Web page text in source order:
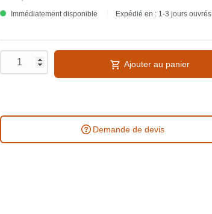
Immédiatement disponible Expédié en : 1-3 jours ouvrés
Ajouter au panier
Demande de devis